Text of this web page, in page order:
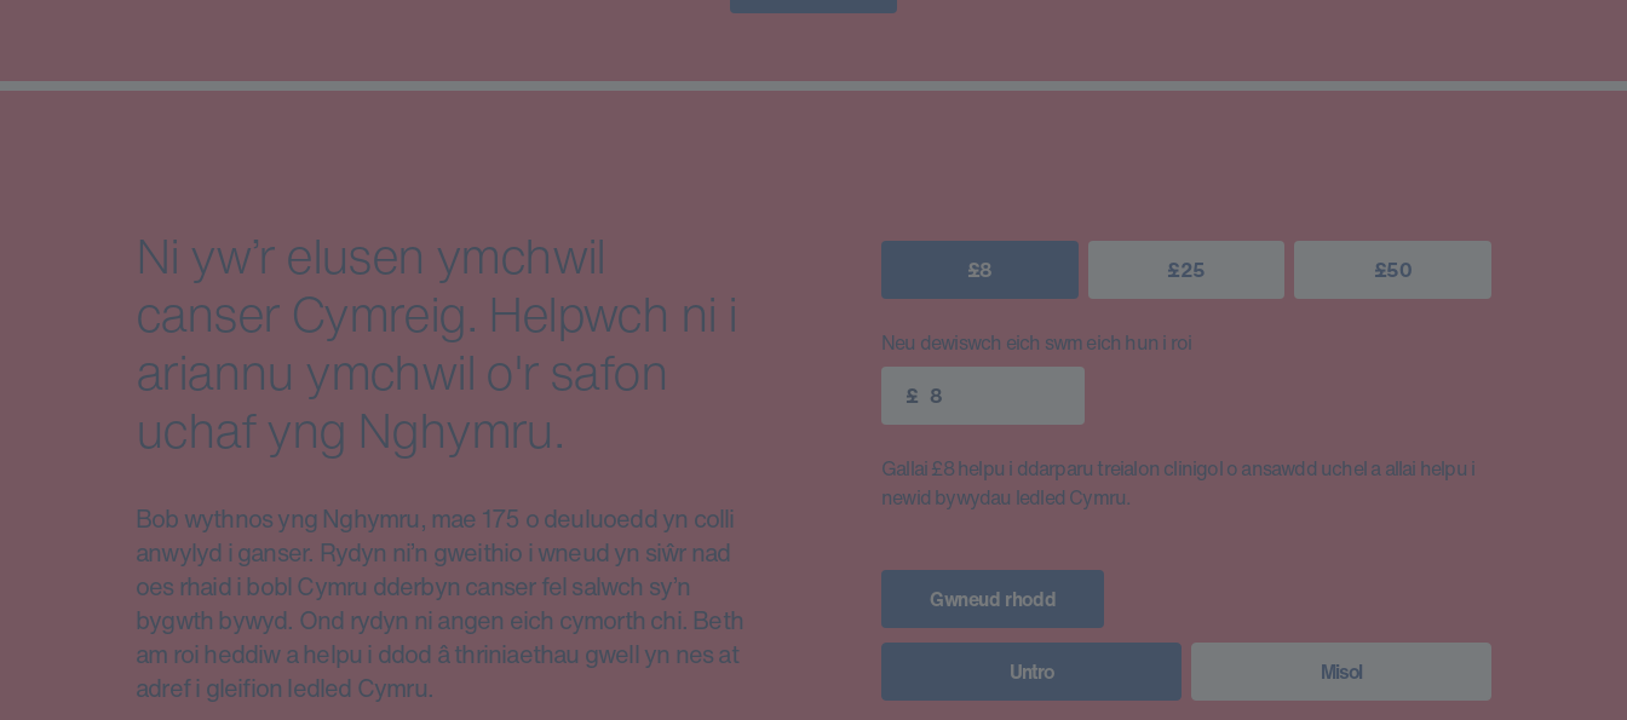
Ni yw’r elusen ymchwil
canser Cymreig. Helpwch ni i
ariannu ymchwil o'r safon
uchaf yng Nghymru.
Bob wythnos yng Nghymru, mae 175 o deuluoedd yn colli
anwylyd i ganser. Rydyn ni’n gweithio i wneud yn siŵr nad
oes rhaid i bobl Cymru dderbyn canser fel salwch sy’n
bygwth bywyd. Ond rydyn ni angen eich cymorth chi. Beth
am roi heddiw a helpu i ddod â thriniaethau gwell yn nes at
adref i gleifion ledled Cymru.
£8 £25 £50
Neu dewiswch eich swm eich hun i roi
£
Gallai £8 helpu i ddarparu treialon clinigol o ansawdd uchel a allai helpu i
newid bywydau ledled Cymru.
Gwneud rhodd
Untro Misol